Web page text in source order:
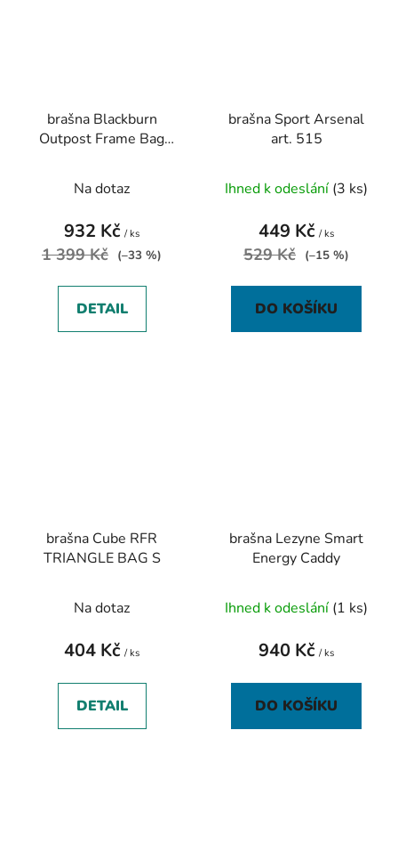
brašna Blackburn
Outpost Frame Bag
Na dotaz
932 Kč / ks
1 399 Kč (–33 %)
DETAIL
brašna Sport Arsenal
art. 515
Ihned k odeslání (3 ks)
449 Kč / ks
529 Kč (–15 %)
DO KOŠÍKU
brašna Cube RFR
TRIANGLE BAG S
Na dotaz
404 Kč / ks
DETAIL
brašna Lezyne Smart
Energy Caddy
Ihned k odeslání (1 ks)
940 Kč / ks
DO KOŠÍKU